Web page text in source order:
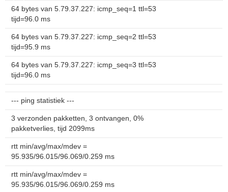
64 bytes van 5.79.37.227: icmp_seq=1 ttl=53
tijd=96.0 ms
64 bytes van 5.79.37.227: icmp_seq=2 ttl=53
tijd=95.9 ms
64 bytes van 5.79.37.227: icmp_seq=3 ttl=53
tijd=96.0 ms
--- ping statistiek ---
3 verzonden pakketten, 3 ontvangen, 0%
pakketverlies, tijd 2099ms
rtt min/avg/max/mdev =
95.935/96.015/96.069/0.259 ms
rtt min/avg/max/mdev =
95.935/96.015/96.069/0.259 ms